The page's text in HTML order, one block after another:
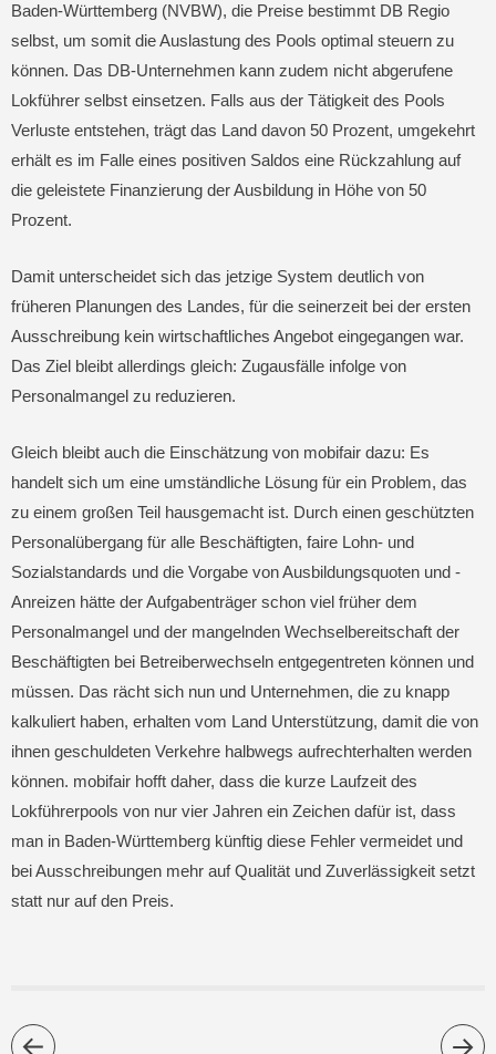
Baden-Württemberg (NVBW), die Preise bestimmt DB Regio
selbst, um somit die Auslastung des Pools optimal steuern zu
können. Das DB-Unternehmen kann zudem nicht abgerufene
Lokführer selbst einsetzen. Falls aus der Tätigkeit des Pools
Verluste entstehen, trägt das Land davon 50 Prozent, umgekehrt
erhält es im Falle eines positiven Saldos eine Rückzahlung auf
die geleistete Finanzierung der Ausbildung in Höhe von 50
Prozent.
Damit unterscheidet sich das jetzige System deutlich von
früheren Planungen des Landes, für die seinerzeit bei der ersten
Ausschreibung kein wirtschaftliches Angebot eingegangen war.
Das Ziel bleibt allerdings gleich: Zugausfälle infolge von
Personalmangel zu reduzieren.
Gleich bleibt auch die Einschätzung von mobifair dazu: Es
handelt sich um eine umständliche Lösung für ein Problem, das
zu einem großen Teil hausgemacht ist. Durch einen geschützten
Personalübergang für alle Beschäftigten, faire Lohn- und
Sozialstandards und die Vorgabe von Ausbildungsquoten und -
Anreizen hätte der Aufgabenträger schon viel früher dem
Personalmangel und der mangelnden Wechselbereitschaft der
Beschäftigten bei Betreiberwechseln entgegentreten können und
müssen. Das rächt sich nun und Unternehmen, die zu knapp
kalkuliert haben, erhalten vom Land Unterstützung, damit die von
ihnen geschuldeten Verkehre halbwegs aufrechterhalten werden
können. mobifair hofft daher, dass die kurze Laufzeit des
Lokführerpools von nur vier Jahren ein Zeichen dafür ist, dass
man in Baden-Württemberg künftig diese Fehler vermeidet und
bei Ausschreibungen mehr auf Qualität und Zuverlässigkeit setzt
statt nur auf den Preis.